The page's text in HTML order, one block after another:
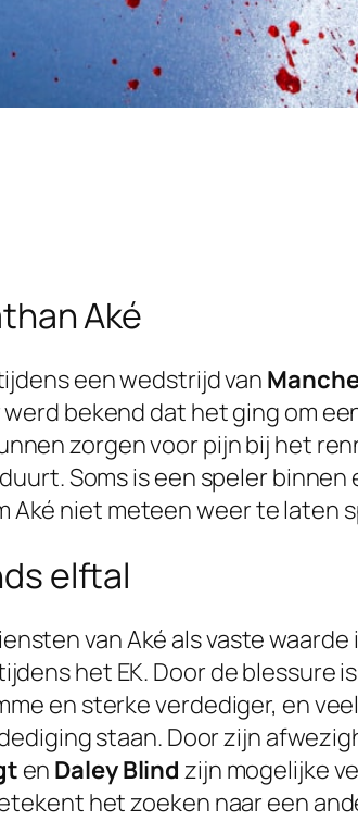
Aké
een wedstrijd van
bekend dat het ging om
zorgen voor pijn bij het
Soms is een speler
Aké niet meteen weer te laten
elftal
van Aké als vaste
het EK. Door de blessure
en sterke verdediger, en
staan. Door zijn
en Daley Blind zijn mogelijke
het zoeken naar een